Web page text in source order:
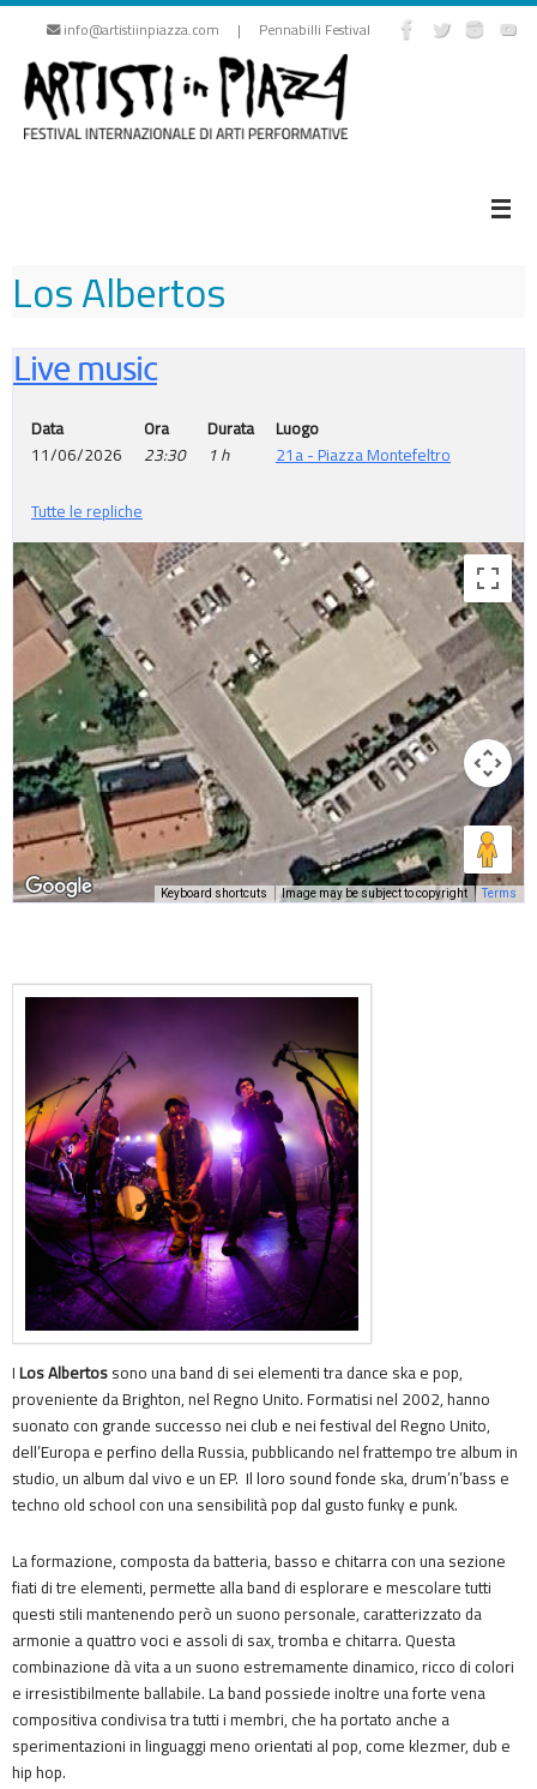
Vai
contenuto
info@artistiinpiazza.com | Pennabilli Festival
Los Albertos
Live music
Data
11/06/2026
Ora
23:30
Durata
1 h
Luogo
21a - Piazza Montefeltro
Tutte le repliche
Keyboard shortcuts Image may be subject to copyright Terms
I Los Albertos sono una band di sei elementi tra dance ska e pop,
proveniente da Brighton, nel Regno Unito. Formatisi nel 2002, hanno
suonato con grande successo nei club e nei festival del Regno Unito,
dell’Europa e perfino della Russia, pubblicando nel frattempo tre album in
studio, un album dal vivo e un EP. Il loro sound fonde ska, drum’n’bass e
techno old school con una sensibilità pop dal gusto funky e punk.
La formazione, composta da batteria, basso e chitarra con una sezione
fiati di tre elementi, permette alla band di esplorare e mescolare tutti
questi stili mantenendo però un suono personale, caratterizzato da
armonie a quattro voci e assoli di sax, tromba e chitarra. Questa
combinazione dà vita a un suono estremamente dinamico, ricco di colori
e irresistibilmente ballabile. La band possiede inoltre una forte vena
compositiva condivisa tra tutti i membri, che ha portato anche a
sperimentazioni in linguaggi meno orientati al pop, come klezmer, dub e
hip hop.